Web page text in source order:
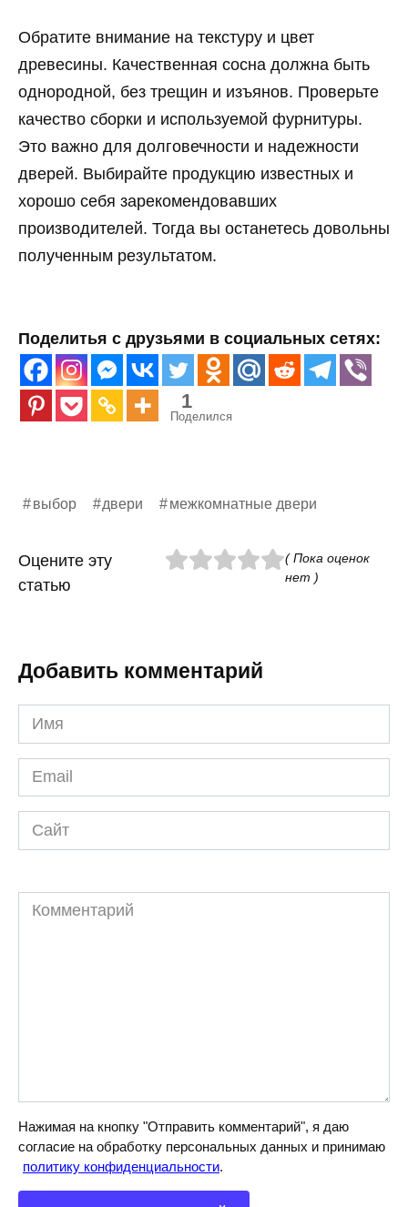
Обратите внимание на текстуру и цвет
древесины. Качественная сосна должна быть
однородной, без трещин и изъянов. Проверьте
качество сборки и используемой фурнитуры.
Это важно для долговечности и надежности
дверей. Выбирайте продукцию известных и
хорошо себя зарекомендовавших
производителей. Тогда вы останетесь довольны
полученным результатом.
Поделитья с друзьями в социальных сетях:
1
Поделился
выбор двери межкомнатные двери
Оцените эту
статью
( Пока оценок
нет )
Добавить комментарий
Имя
*
Email
*
Сайт
Комментарий
Нажимая на кнопку "Отправить комментарий", я даю
согласие на обработку персональных данных и принимаю
политику конфиденциальности.